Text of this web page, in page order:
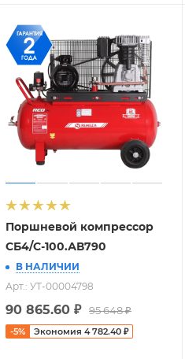
Поршневой компрессор
СБ4/С-100.АВ790
В НАЛИЧИИ
Арт.: УТ-00004798
90 865.60 ₽ 95 648₽
-5% Экономия 4 782.40 ₽